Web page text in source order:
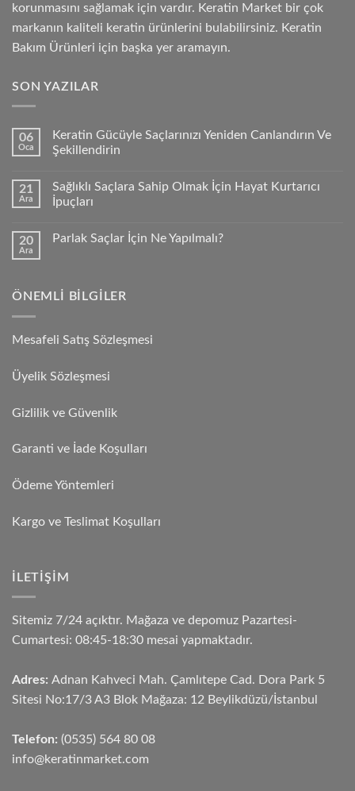
korunmasını sağlamak için vardır. Keratin Market bir çok
markanın kaliteli keratin ürünlerini bulabilirsiniz. Keratin
Bakım Ürünleri için başka yer aramayın.
SON YAZILAR
06
Oca
Keratin Gücüyle Saçlarınızı Yeniden Canlandırın Ve
Şekillendirin
21
Ara
Sağlıklı Saçlara Sahip Olmak İçin Hayat Kurtarıcı
İpuçları
20
Ara
Parlak Saçlar İçin Ne Yapılmalı?
ÖNEMLI BILGILER
Mesafeli Satış Sözleşmesi
Üyelik Sözleşmesi
Gizlilik ve Güvenlik
Garanti ve İade Koşulları
Ödeme Yöntemleri
Kargo ve Teslimat Koşulları
İLETIŞIM
Sitemiz 7/24 açıktır. Mağaza ve depomuz Pazartesi-
Cumartesi: 08:45-18:30 mesai yapmaktadır.
Adres: Adnan Kahveci Mah. Çamlıtepe Cad. Dora Park 5
Sitesi No:17/3 A3 Blok Mağaza: 12 Beylikdüzü/İstanbul
Telefon: (0535) 564 80 08
info@keratinmarket.com